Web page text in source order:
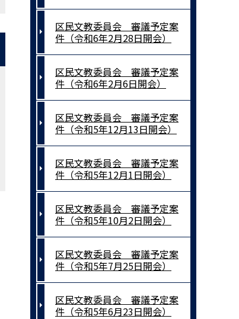
区民文教委員会 審議予定案
件（令和6年2月28日開会）
区民文教委員会 審議予定案
件（令和6年2月6日開会）
区民文教委員会 審議予定案
件（令和5年12月13日開会）
区民文教委員会 審議予定案
件（令和5年12月1日開会）
区民文教委員会 審議予定案
件（令和5年10月2日開会）
区民文教委員会 審議予定案
件（令和5年7月25日開会）
区民文教委員会 審議予定案
件（令和5年6月23日開会）